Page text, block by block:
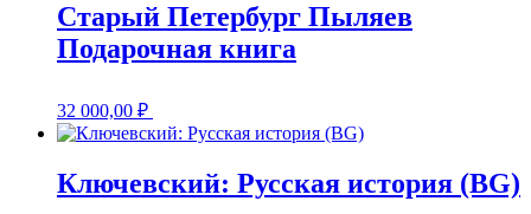
Старый Петербург Пыляев
Подарочная книга
32 000,00 ₽
Ключевский: Русская история (BG)